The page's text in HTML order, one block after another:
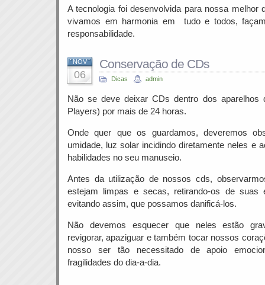
A tecnologia foi desenvolvida para nossa melhor
vivamos em harmonia em tudo e todos,
responsabilidade.
NOV
06
Conservação de CDs
Dicas admin
Não se deve deixar CDs dentro dos aparelhos
Players) por mais de 24 horas.
Onde quer que os guardamos, deveremos
umidade, luz solar incidindo diretamente neles e
habilidades no seu manuseio.
Antes da utilização de nossos cds,
estejam limpas e secas, retirando-os de suas
evitando assim, que possamos danificá-los.
Não devemos esquecer que neles estão
revigorar, apaziguar e também tocar nossos
nosso ser tão necessitado de apoio
fragilidades do dia-a-dia.